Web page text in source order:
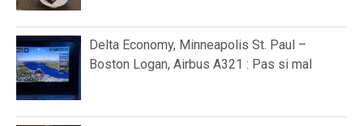
Delta Economy, Minneapolis St. Paul –
Boston Logan, Airbus A321 : Pas si mal